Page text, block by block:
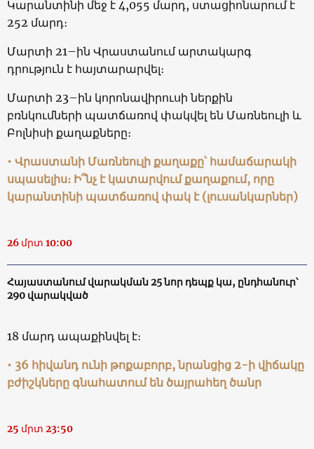
Կարանտինի մեջ է 4,055 մարդ, ստացիոնարում է
252 մարդ։
Մարտի 21–ին Վրաստանում արտակարգ
դրություն է հայտարարվել։
Մարտի 23–ին կորոնավիրուսի ներքին
բռնկումների պատճառով փակվել են Մառնեուլի և
Բոլնիսի քաղաքները։
• Վրաստանի Մառնեուլի քաղաքը՝ համաճարակի
սպասելիս։ Ի՞նչ է կատարվում քաղաքում, որը
կարանտինի պատճառով փակ է (լուսանկարներ)
26 մրտ 10:00
Հայաստանում վարակման 25 նոր դեպք կա, ընդհանուր՝
290 վարակված
18 մարդ ապաքինվել է։
• 36 հիվանդ ունի թոքաբորբ, նրանցից 2-ի վիճակը
բժիշկները գնահատում են ծայրահեղ ծանր
25 մրտ 23:50